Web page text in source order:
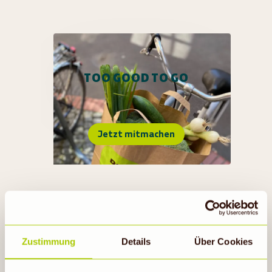
Zustimmung Details Über Cookies
TOO GOOD TO GO
Jetzt mitmachen